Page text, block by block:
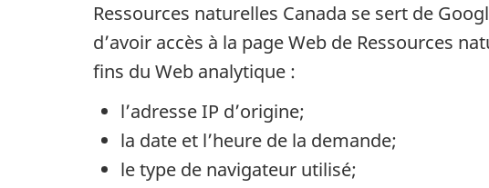
Ressources naturelles Canada se sert de
d’avoir accès à la page Web de Ressources
fins du Web analytique :
l’adresse IP d’origine;
la date et l’heure de la demande;
le type de navigateur utilisé;